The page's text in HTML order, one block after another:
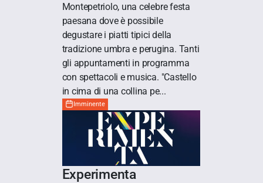
Montepetriolo, una celebre festa
paesana dove è possibile
degustare i piatti tipici della
tradizione umbra e perugina. Tanti
gli appuntamenti in programma
con spettacoli e musica. "Castello
in cima di una collina pe...
Imminente
Experimenta